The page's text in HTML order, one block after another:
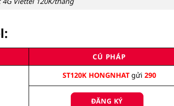
CÚ PHÁP
ST120K HONGNHAT gửi 290
ĐĂNG KÝ